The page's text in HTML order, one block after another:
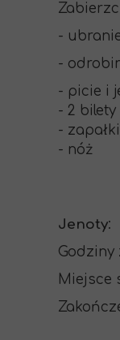
-
-
- picie i
- 2 bilety
- zapałki
- nóż
Jenoty:
Godziny
Miejsce